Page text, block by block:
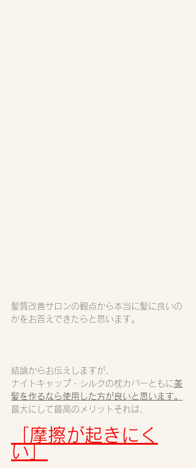
髪質改善サロンの観点から本当に髪に良いの
かをお答えできたらと思います。
結論からお伝えしますが、
ナイトキャップ・シルクの枕カバーともに美
髪を作るなら使用した方が良いと思います。
最大にして最高のメリットそれは、
「摩擦が起きにく
い」